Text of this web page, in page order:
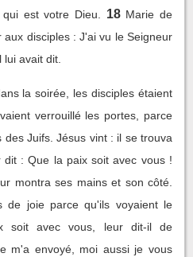
est votre Dieu.
18 Marie de
disciples : J'ai vu le Seigneur
avait dit.
la soirée, les disciples étaient
verrouillé les portes, parce
Juifs. Jésus vint : il se trouva
: Que la paix soit avec vous !
montra ses mains et son côté.
de joie parce qu'ils voyaient le
soit avec vous, leur dit-il de
m'a envoyé, moi aussi je vous